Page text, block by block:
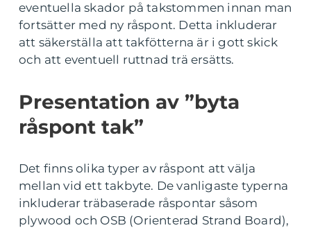
eventuella skador på takstommen innan man
fortsätter med ny råspont. Detta inkluderar
att säkerställa att takfötterna är i gott skick
och att eventuell ruttnad trä ersätts.
Presentation av ”byta
råspont tak”
Det finns olika typer av råspont att välja
mellan vid ett takbyte. De vanligaste typerna
inkluderar träbaserade råspontar såsom
plywood och OSB (Orienterad Strand Board),